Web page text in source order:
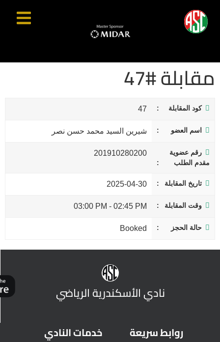
مقابلة #47
كود المقابلة 47
اسم العضو شيرين السيد محمد حسن نصر
رقم عضوية
مقدم الطلب
201910280200
تاريخ المقابلة 2025-04-30
وقت المقابلة 02:45 PM
-
03:00 PM
حالة الحجز Booked
نادي الأسكندرية الرياضي
روابط سريعة خدمات النادي